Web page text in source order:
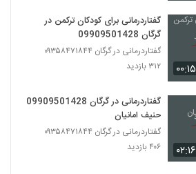
۰۰:۱۵
گفتاردرمانی برای کودکان ترکمن در
گرگان 09909501428
گفتاردرمانی در گرگان ۰۹۳۵۸۴۷۱۸۴۴
۳۱۲ بازدید
۰۲:۱۶
گفتاردرمانی در گرگان 09909501428
حنیف امانیان
گفتاردرمانی در گرگان ۰۹۳۵۸۴۷۱۸۴۴
۴۰۶ بازدید